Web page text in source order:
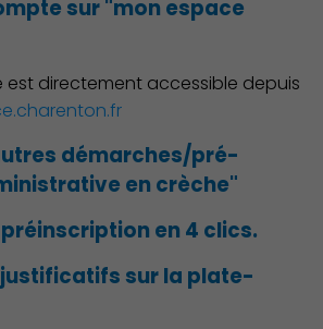
sur "mon espace
directement accessible depuis
démarches/pré-
en crèche"
en 4 clics.
justificatifs sur la plate-